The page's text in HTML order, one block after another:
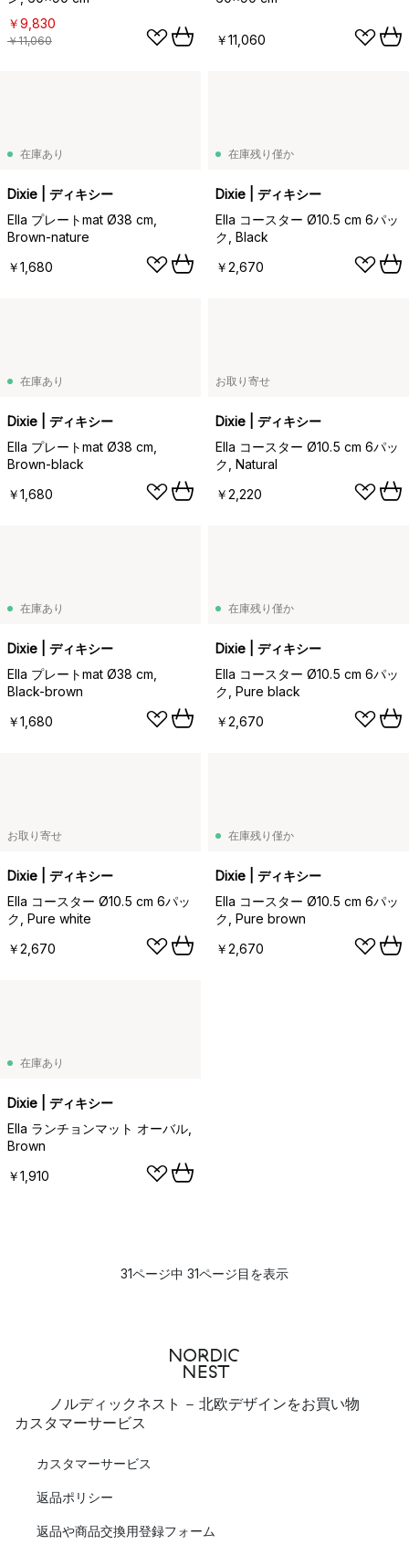
￥9,830
￥11,060 ￥11,060
在庫あり
Dixie | ディキシー
Ella プレートmat Ø38 cm,
Brown-nature
￥1,680
在庫残り僅か
Dixie | ディキシー
Ella コースター Ø10.5 cm 6パッ
ク, Black
￥2,670
在庫あり
Dixie | ディキシー
Ella プレートmat Ø38 cm,
Brown-black
￥1,680
お取り寄せ
Dixie | ディキシー
Ella コースター Ø10.5 cm 6パッ
ク, Natural
￥2,220
在庫あり
Dixie | ディキシー
Ella プレートmat Ø38 cm,
Black-brown
￥1,680
在庫残り僅か
Dixie | ディキシー
Ella コースター Ø10.5 cm 6パッ
ク, Pure black
￥2,670
お取り寄せ
Dixie | ディキシー
Ella コースター Ø10.5 cm 6パッ
ク, Pure white
￥2,670
在庫残り僅か
Dixie | ディキシー
Ella コースター Ø10.5 cm 6パッ
ク, Pure brown
￥2,670
在庫あり
Dixie | ディキシー
Ella ランチョンマット オーバル,
Brown
￥1,910
31ページ中 31ページ目を表示
ノルディックネスト - 北欧デザインをお買い物
カスタマーサービス
カスタマーサービス
返品ポリシー
返品や商品交換用登録フォーム